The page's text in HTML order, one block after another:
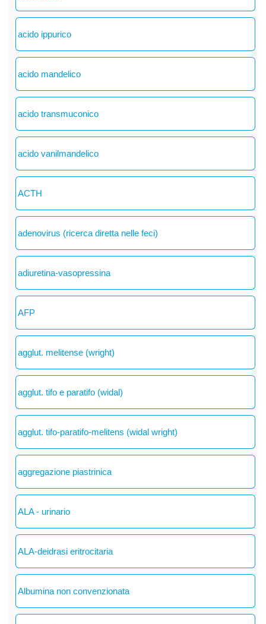
acido ippurico
acido mandelico
acido transmuconico
acido vanilmandelico
ACTH
adenovirus (ricerca diretta nelle feci)
adiuretina-vasopressina
AFP
agglut. melitense (wright)
agglut. tifo e paratifo (widal)
agglut. tifo-paratifo-melitens (widal wright)
aggregazione piastrinica
ALA - urinario
ALA-deidrasi eritrocitaria
Albumina non convenzionata